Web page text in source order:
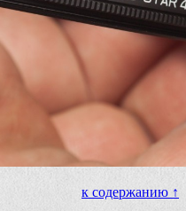
к содержанию ↑